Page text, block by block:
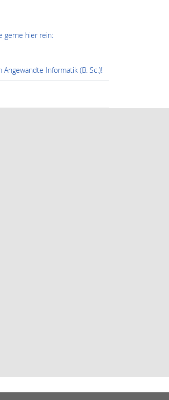
gerne hier rein:
Informatik (B. Sc.)!